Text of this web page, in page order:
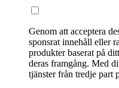
Genom att acceptera
sponsrat innehåll eller
produkter baserat på
deras framgång. Med
tjänster från tredje part